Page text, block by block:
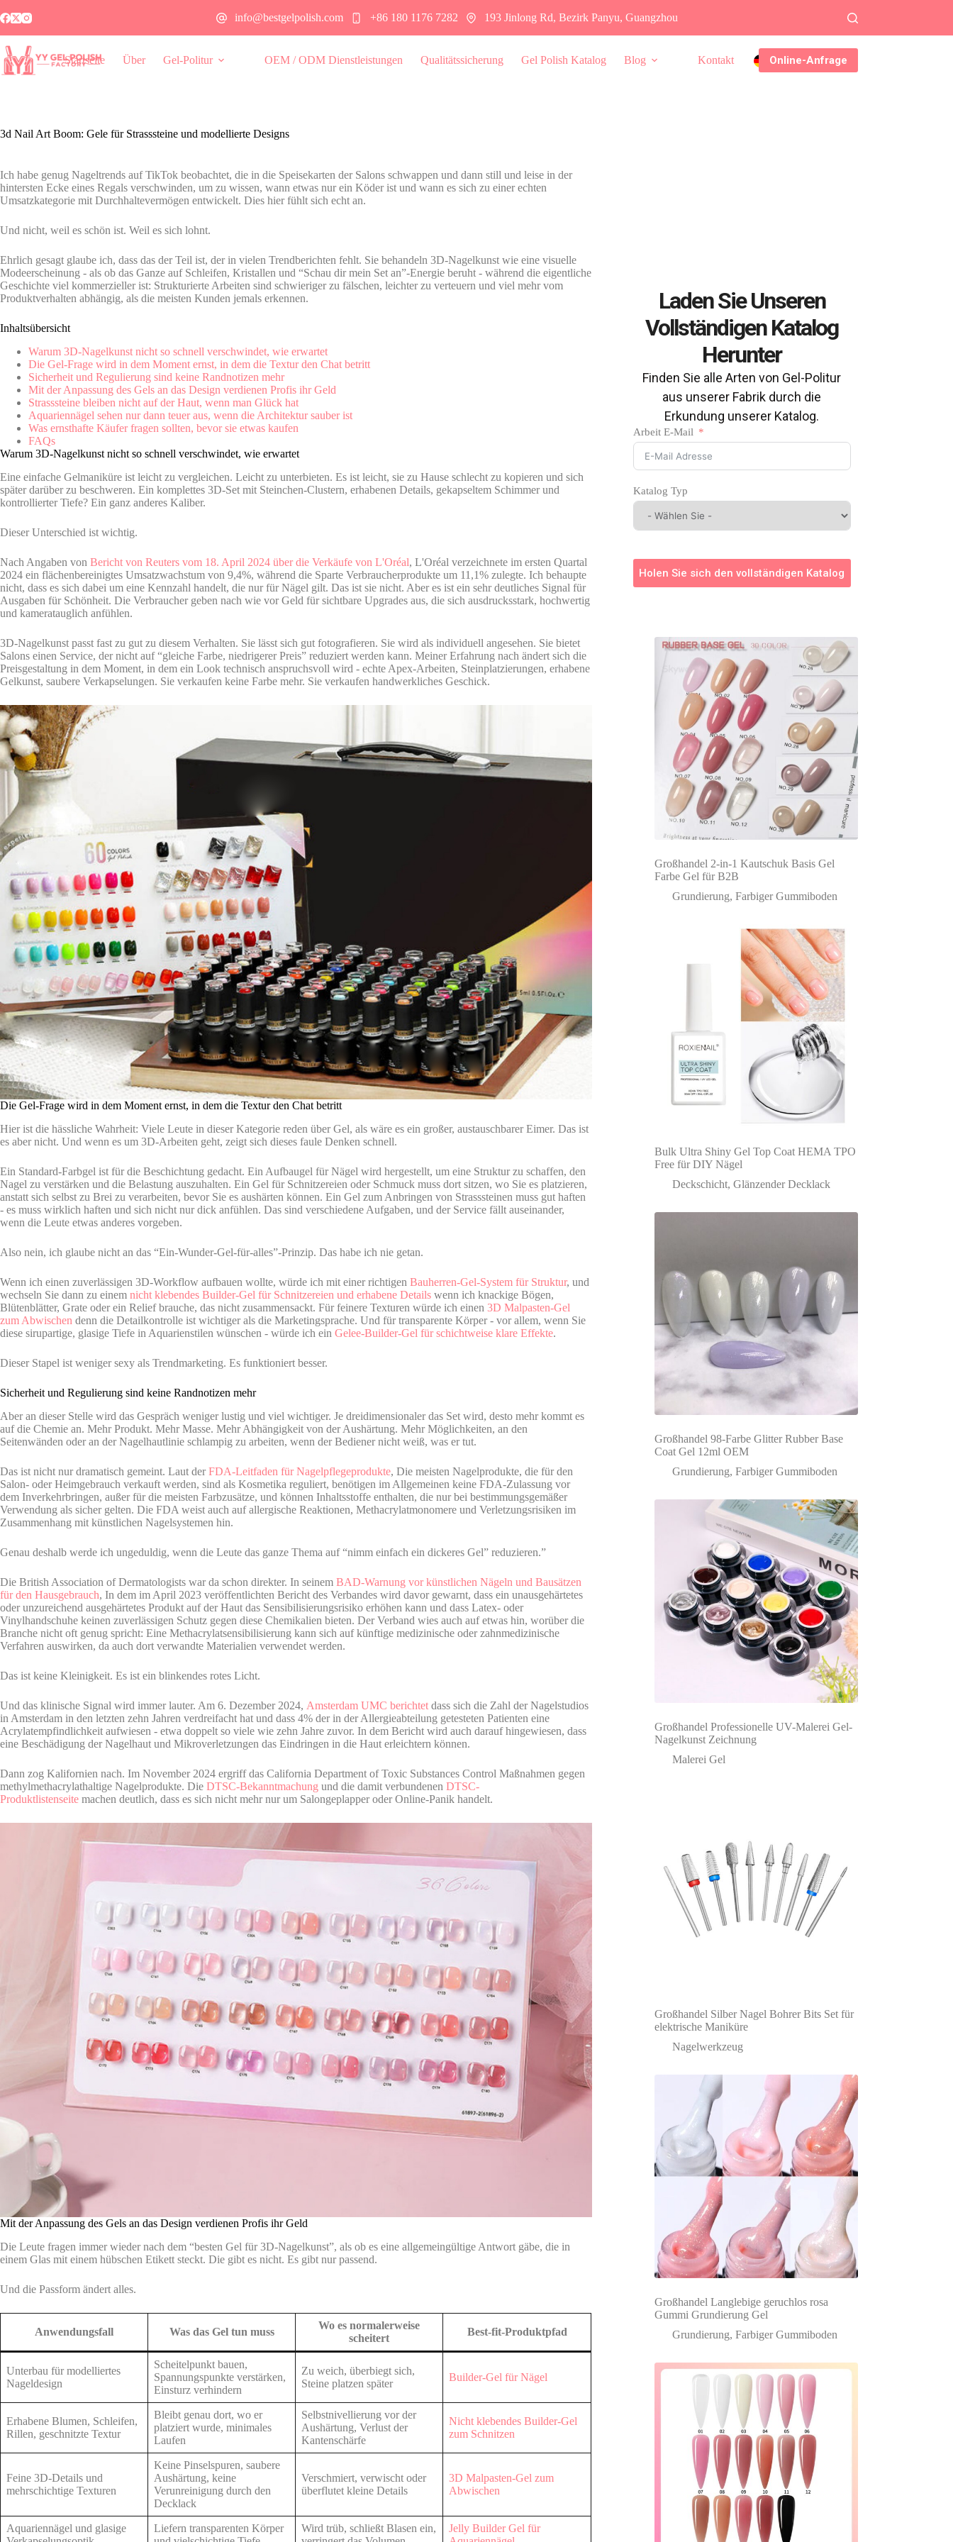
info@bestgelpolish.com +86 180 1176 7282 193 Jinlong Rd, Bezirk Panyu, Guangzhou
Startseite Über Gel-Politur OEM / ODM Dienstleistungen Qualitätssicherung Gel Polish Katalog Blog Kontakt DE
Online-Anfrage
3d Nail Art Boom: Gele für Strasssteine und modellierte Designs
Ich habe genug Nageltrends auf TikTok beobachtet, die in die Speisekarten der Salons schwappen und dann still und leise in der
hintersten Ecke eines Regals verschwinden, um zu wissen, wann etwas nur ein Köder ist und wann es sich zu einer echten
Umsatzkategorie mit Durchhaltevermögen entwickelt. Dies hier fühlt sich echt an.
Und nicht, weil es schön ist. Weil es sich lohnt.
Ehrlich gesagt glaube ich, dass das der Teil ist, der in vielen Trendberichten fehlt. Sie behandeln 3D-Nagelkunst wie eine visuelle
Modeerscheinung - als ob das Ganze auf Schleifen, Kristallen und “Schau dir mein Set an”-Energie beruht - während die eigentliche
Geschichte viel kommerzieller ist: Strukturierte Arbeiten sind schwieriger zu fälschen, leichter zu verteuern und viel mehr vom
Produktverhalten abhängig, als die meisten Kunden jemals erkennen.
Inhaltsübersicht
Warum 3D-Nagelkunst nicht so schnell verschwindet, wie erwartet
Die Gel-Frage wird in dem Moment ernst, in dem die Textur den Chat betritt
Sicherheit und Regulierung sind keine Randnotizen mehr
Mit der Anpassung des Gels an das Design verdienen Profis ihr Geld
Strasssteine bleiben nicht auf der Haut, wenn man Glück hat
Aquariennägel sehen nur dann teuer aus, wenn die Architektur sauber ist
Was ernsthafte Käufer fragen sollten, bevor sie etwas kaufen
FAQs
Warum 3D-Nagelkunst nicht so schnell verschwindet, wie erwartet
Eine einfache Gelmaniküre ist leicht zu vergleichen. Leicht zu unterbieten. Es ist leicht, sie zu Hause schlecht zu kopieren und sich
später darüber zu beschweren. Ein komplettes 3D-Set mit Steinchen-Clustern, erhabenen Details, gekapseltem Schimmer und
kontrollierter Tiefe? Ein ganz anderes Kaliber.
Dieser Unterschied ist wichtig.
Nach Angaben von Bericht von Reuters vom 18. April 2024 über die Verkäufe von L'Oréal, L'Oréal verzeichnete im ersten Quartal
2024 ein flächenbereinigtes Umsatzwachstum von 9,4%, während die Sparte Verbraucherprodukte um 11,1% zulegte. Ich behaupte
nicht, dass es sich dabei um eine Kennzahl handelt, die nur für Nägel gilt. Das ist sie nicht. Aber es ist ein sehr deutliches Signal für
Ausgaben für Schönheit. Die Verbraucher geben nach wie vor Geld für sichtbare Upgrades aus, die sich ausdrucksstark, hochwertig
und kameratauglich anfühlen.
3D-Nagelkunst passt fast zu gut zu diesem Verhalten. Sie lässt sich gut fotografieren. Sie wird als individuell angesehen. Sie bietet
Salons einen Service, der nicht auf “gleiche Farbe, niedrigerer Preis” reduziert werden kann. Meiner Erfahrung nach ändert sich die
Preisgestaltung in dem Moment, in dem ein Look technisch anspruchsvoll wird - echte Apex-Arbeiten, Steinplatzierungen, erhabene
Gelkunst, saubere Verkapselungen. Sie verkaufen keine Farbe mehr. Sie verkaufen handwerkliches Geschick.
Die Gel-Frage wird in dem Moment ernst, in dem die Textur den Chat betritt
Hier ist die hässliche Wahrheit: Viele Leute in dieser Kategorie reden über Gel, als wäre es ein großer, austauschbarer Eimer. Das ist
es aber nicht. Und wenn es um 3D-Arbeiten geht, zeigt sich dieses faule Denken schnell.
Ein Standard-Farbgel ist für die Beschichtung gedacht. Ein Aufbaugel für Nägel wird hergestellt, um eine Struktur zu schaffen, den
Nagel zu verstärken und die Belastung auszuhalten. Ein Gel für Schnitzereien oder Schmuck muss dort sitzen, wo Sie es platzieren,
anstatt sich selbst zu Brei zu verarbeiten, bevor Sie es aushärten können. Ein Gel zum Anbringen von Strasssteinen muss gut haften
- es muss wirklich haften und sich nicht nur dick anfühlen. Das sind verschiedene Aufgaben, und der Service fällt auseinander,
wenn die Leute etwas anderes vorgeben.
Also nein, ich glaube nicht an das “Ein-Wunder-Gel-für-alles”-Prinzip. Das habe ich nie getan.
Wenn ich einen zuverlässigen 3D-Workflow aufbauen wollte, würde ich mit einer richtigen Bauherren-Gel-System für Struktur, und
wechseln Sie dann zu einem nicht klebendes Builder-Gel für Schnitzereien und erhabene Details wenn ich knackige Bögen,
Blütenblätter, Grate oder ein Relief brauche, das nicht zusammensackt. Für feinere Texturen würde ich einen 3D Malpasten-Gel
zum Abwischen denn die Detailkontrolle ist wichtiger als die Marketingsprache. Und für transparente Körper - vor allem, wenn Sie
diese sirupartige, glasige Tiefe in Aquarienstilen wünschen - würde ich ein Gelee-Builder-Gel für schichtweise klare Effekte.
Dieser Stapel ist weniger sexy als Trendmarketing. Es funktioniert besser.
Sicherheit und Regulierung sind keine Randnotizen mehr
Aber an dieser Stelle wird das Gespräch weniger lustig und viel wichtiger. Je dreidimensionaler das Set wird, desto mehr kommt es
auf die Chemie an. Mehr Produkt. Mehr Masse. Mehr Abhängigkeit von der Aushärtung. Mehr Möglichkeiten, an den
Seitenwänden oder an der Nagelhautlinie schlampig zu arbeiten, wenn der Bediener nicht weiß, was er tut.
Das ist nicht nur dramatisch gemeint. Laut derFDA-Leitfaden für Nagelpflegeprodukte, Die meisten Nagelprodukte, die für den
Salon- oder Heimgebrauch verkauft werden, sind als Kosmetika reguliert, benötigen im Allgemeinen keine FDA-Zulassung vor
dem Inverkehrbringen, außer für die meisten Farbzusätze, und können Inhaltsstoffe enthalten, die nur bei bestimmungsgemäßer
Verwendung als sicher gelten. Die FDA weist auch auf allergische Reaktionen, Methacrylatmonomere und Verletzungsrisiken im
Zusammenhang mit künstlichen Nagelsystemen hin.
Genau deshalb werde ich ungeduldig, wenn die Leute das ganze Thema auf “nimm einfach ein dickeres Gel” reduzieren.”
Die British Association of Dermatologists war da schon direkter. In seinem BAD-Warnung vor künstlichen Nägeln und Bausätzen
für den Hausgebrauch, In dem im April 2023 veröffentlichten Bericht des Verbandes wird davor gewarnt, dass ein unausgehärtetes
oder unzureichend ausgehärtetes Produkt auf der Haut das Sensibilisierungsrisiko erhöhen kann und dass Latex- oder
Vinylhandschuhe keinen zuverlässigen Schutz gegen diese Chemikalien bieten. Der Verband wies auch auf etwas hin, worüber die
Branche nicht oft genug spricht: Eine Methacrylatsensibilisierung kann sich auf künftige medizinische oder zahnmedizinische
Verfahren auswirken, da auch dort verwandte Materialien verwendet werden.
Das ist keine Kleinigkeit. Es ist ein blinkendes rotes Licht.
Und das klinische Signal wird immer lauter. Am 6. Dezember 2024, Amsterdam UMC berichtet dass sich die Zahl der Nagelstudios
in Amsterdam in den letzten zehn Jahren verdreifacht hat und dass 4% der in der Allergieabteilung getesteten Patienten eine
Acrylatempfindlichkeit aufwiesen - etwa doppelt so viele wie zehn Jahre zuvor. In dem Bericht wird auch darauf hingewiesen, dass
eine Beschädigung der Nagelhaut und Mikroverletzungen das Eindringen in die Haut erleichtern können.
Dann zog Kalifornien nach. Im November 2024 ergriff das California Department of Toxic Substances Control Maßnahmen gegen
methylmethacrylathaltige Nagelprodukte. Die DTSC-Bekanntmachung und die damit verbundenen DTSC-
Produktlistenseite machen deutlich, dass es sich nicht mehr nur um Salongeplapper oder Online-Panik handelt.
Mit der Anpassung des Gels an das Design verdienen Profis ihr Geld
Die Leute fragen immer wieder nach dem “besten Gel für 3D-Nagelkunst”, als ob es eine allgemeingültige Antwort gäbe, die in
einem Glas mit einem hübschen Etikett steckt. Die gibt es nicht. Es gibt nur passend.
Und die Passform ändert alles.
Anwendungsfall Was das Gel tun muss
Wo es normalerweise
scheitert
Best-fit-Produktpfad
Unterbau für modelliertes
Nageldesign
Scheitelpunkt bauen,
Spannungspunkte verstärken,
Einsturz verhindern
Zu weich, überbiegt sich,
Steine platzen später
Builder-Gel für Nägel
Erhabene Blumen, Schleifen,
Rillen, geschnitzte Textur
Bleibt genau dort, wo er
platziert wurde, minimales
Laufen
Selbstnivellierung vor der
Aushärtung, Verlust der
Kantenschärfe
Nicht klebendes Builder-Gel
zum Schnitzen
Feine 3D-Details und
mehrschichtige Texturen
Keine Pinselspuren, saubere
Aushärtung, keine
Verunreinigung durch den
Decklack
Verschmiert, verwischt oder
überflutet kleine Details
3D Malpasten-Gel zum
Abwischen
Aquariennägel und glasige
Liefern transparenten Körper
Wird trüb, schließt Blasen ein,
Jelly Builder Gel für
Laden Sie Unseren
Vollständigen Katalog
Herunter
Finden Sie alle Arten von Gel-Politur
aus unserer Fabrik durch die
Erkundung unserer Katalog.
Arbeit E-Mail
Katalog Typ
Holen Sie sich den vollständigen Katalog
Großhandel 2-in-1 Kautschuk Basis Gel
Farbe Gel für B2B
Grundierung,Farbiger Gummiboden
Bulk Ultra Shiny Gel Top Coat HEMA TPO
Free für DIY Nägel
Deckschicht,Glänzender Decklack
Großhandel 98-Farbe Glitter Rubber Base
Coat Gel 12ml OEM
Grundierung,Farbiger Gummiboden
Großhandel Professionelle UV-Malerei Gel-
Nagelkunst Zeichnung
Malerei Gel
Großhandel Silber Nagel Bohrer Bits Set für
elektrische Maniküre
Nagelwerkzeug
Großhandel Langlebige geruchlos rosa
Gummi Grundierung Gel
Grundierung,Farbiger Gummiboden